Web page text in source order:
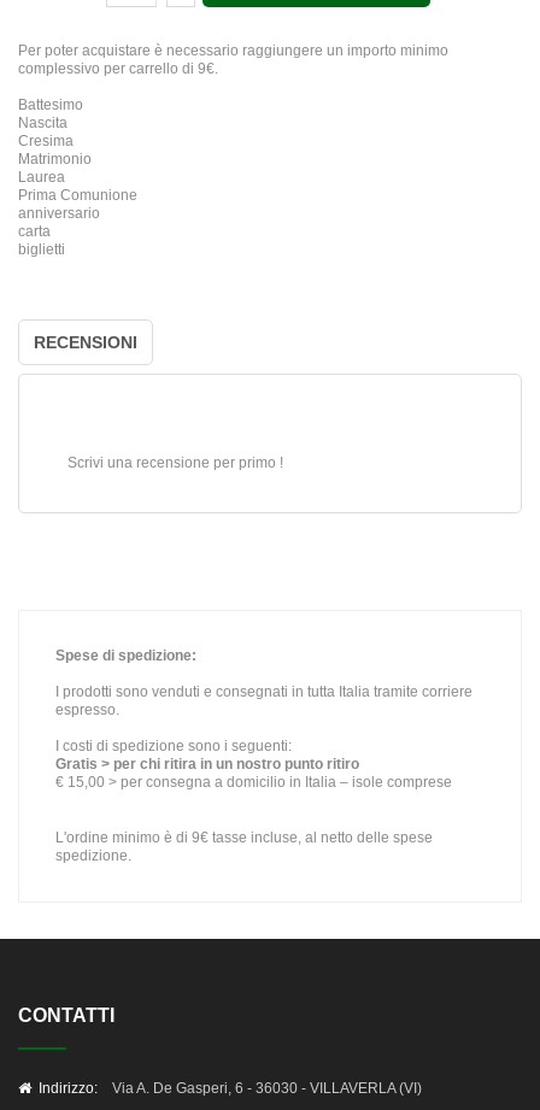
Per poter acquistare è necessario raggiungere un importo minimo
complessivo per carrello di 9€.
Battesimo
Nascita
Cresima
Matrimonio
Laurea
Prima Comunione
anniversario
carta
biglietti
RECENSIONI
Scrivi una recensione per primo !
Spese di spedizione:
I prodotti sono venduti e consegnati in tutta Italia tramite corriere
espresso.
I costi di spedizione sono i seguenti:
Gratis > per chi ritira in un nostro punto ritiro
€ 15,00 > per consegna a domicilio in Italia – isole comprese
L'ordine minimo è di 9€ tasse incluse, al netto delle spese
spedizione.
CONTATTI
Indirizzo: Via A. De Gasperi, 6 - 36030 - VILLAVERLA (VI)